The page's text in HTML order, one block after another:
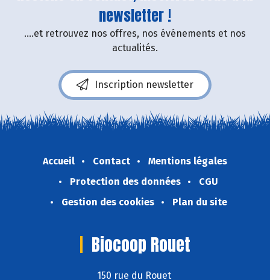
newsletter !
....et retrouvez nos offres, nos événements et nos
actualités.
Inscription newsletter
Accueil Contact
Mentions légales
Protection des données
CGU
Gestion des cookies
Plan du site
Biocoop Rouet
150 rue du Rouet